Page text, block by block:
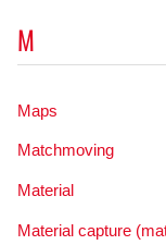
M
Maps
Matchmoving
Material
Material capture